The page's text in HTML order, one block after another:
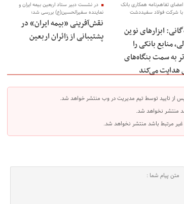
تفاهم‌نامه همکاری بانک
با شرکت فولاد سفیددشت
ابزارهای نوین
منابع بانکی را
به سمت بنگاه‌های
هدایت می‌کند
در نشست دبیر ستاد اربعین بیمه ایران و
نماینده سفیرالحسین(ع) بررسی شد؛
نقش‌آفرینی «بیمه ایران» در
پشتیبانی از زائران اربعین
از تایید توسط تیم مدیریت در وب منتشر خواهد شد.
منتشر نخواهد شد.
غیر مرتبط باشد منتشر نخواهد شد.